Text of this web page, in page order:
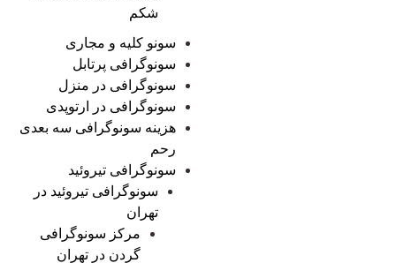
شکم
سونو کلیه و مجاری
سونوگرافی پرتابل
سونوگرافی در منزل
سونوگرافی در ارتوپدی
هزینه سونوگرافی سه بعدی
رحم
سونوگرافی تیروئید
سونوگرافی تیروئید در
تهران
مرکز سونوگرافی
گردن در تهران